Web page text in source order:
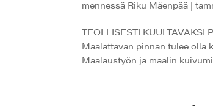
mennessä Riku Mäenpää |
TEOLLISESTI
Maalattavan pinnan tulee olla
Maalaustyön ja maalin